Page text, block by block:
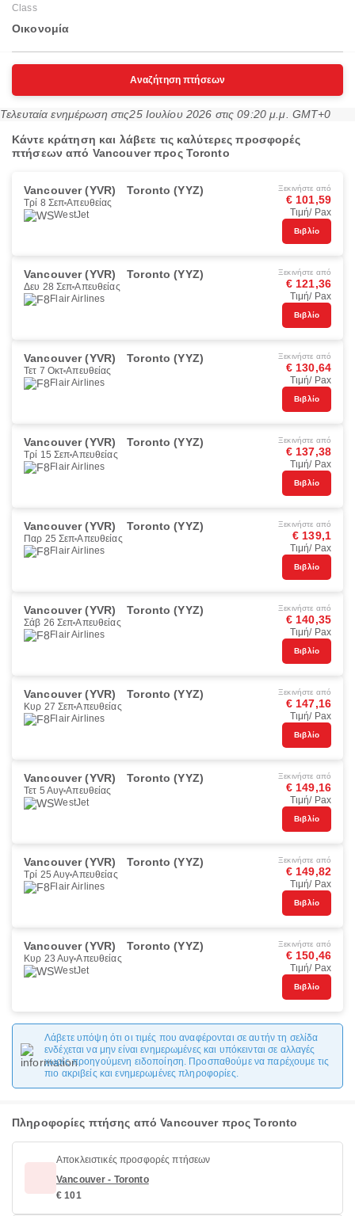
Class
Οικονομία
Αναζήτηση πτήσεων
Τελευταία ενημέρωση στις25 Ιουλίου 2026 στις 09:20 μ.μ. GMT+0
Κάντε κράτηση και λάβετε τις καλύτερες προσφορές
πτήσεων από Vancouver προς Toronto
Vancouver (YVR) Toronto (YYZ)
Τρί 8 Σεπ Απευθείας
WestJet
Ξεκινήστε από
€ 101,59
Τιμή/ Pax
Βιβλίο
Vancouver (YVR) Toronto (YYZ)
Δευ 28 Σεπ Απευθείας
Flair Airlines
Ξεκινήστε από
€ 121,36
Τιμή/ Pax
Βιβλίο
Vancouver (YVR) Toronto (YYZ)
Τετ 7 Οκτ Απευθείας
Flair Airlines
Ξεκινήστε από
€ 130,64
Τιμή/ Pax
Βιβλίο
Vancouver (YVR) Toronto (YYZ)
Τρί 15 Σεπ Απευθείας
Flair Airlines
Ξεκινήστε από
€ 137,38
Τιμή/ Pax
Βιβλίο
Vancouver (YVR) Toronto (YYZ)
Παρ 25 Σεπ Απευθείας
Flair Airlines
Ξεκινήστε από
€ 139,1
Τιμή/ Pax
Βιβλίο
Vancouver (YVR) Toronto (YYZ)
Σάβ 26 Σεπ Απευθείας
Flair Airlines
Ξεκινήστε από
€ 140,35
Τιμή/ Pax
Βιβλίο
Vancouver (YVR) Toronto (YYZ)
Κυρ 27 Σεπ Απευθείας
Flair Airlines
Ξεκινήστε από
€ 147,16
Τιμή/ Pax
Βιβλίο
Vancouver (YVR) Toronto (YYZ)
Τετ 5 Αυγ Απευθείας
WestJet
Ξεκινήστε από
€ 149,16
Τιμή/ Pax
Βιβλίο
Vancouver (YVR) Toronto (YYZ)
Τρί 25 Αυγ Απευθείας
Flair Airlines
Ξεκινήστε από
€ 149,82
Τιμή/ Pax
Βιβλίο
Vancouver (YVR) Toronto (YYZ)
Κυρ 23 Αυγ Απευθείας
WestJet
Ξεκινήστε από
€ 150,46
Τιμή/ Pax
Βιβλίο
Λάβετε υπόψη ότι οι τιμές που αναφέρονται σε αυτήν τη σελίδα
ενδέχεται να μην είναι ενημερωμένες και υπόκεινται σε αλλαγές
χωρίς προηγούμενη ειδοποίηση. Προσπαθούμε να παρέχουμε τις
πιο ακριβείς και ενημερωμένες πληροφορίες.
Πληροφορίες πτήσης από Vancouver προς Toronto
Αποκλειστικές προσφορές πτήσεων
Vancouver - Toronto
€ 101